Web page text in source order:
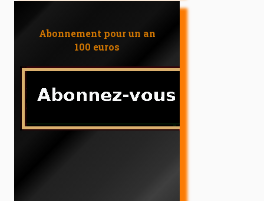
Abonnement pour un an
100 euros